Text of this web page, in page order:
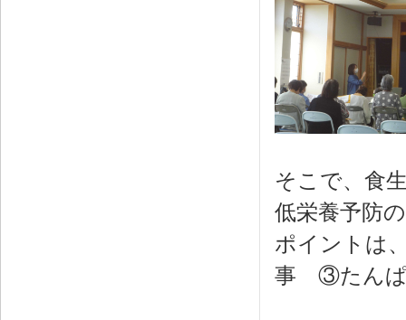
そこで、食
低栄養予防
ポイントは
事 ③たんぱ